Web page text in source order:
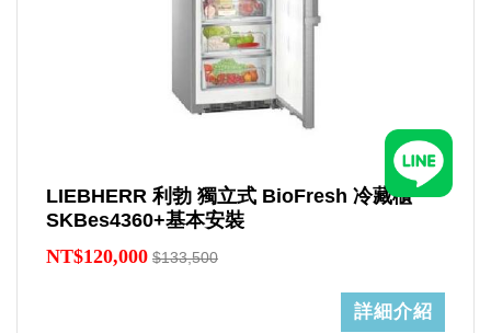
LIEBHERR 利勃 獨立式 BioFresh 冷藏櫃
SKBes4360+基本安裝
NT$120,000 $133,500
詳細介紹